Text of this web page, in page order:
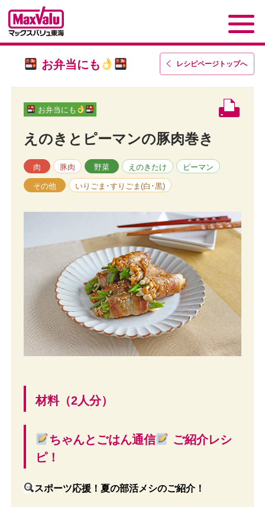
レシピページトップへ
お弁当にも
お弁当にも
えのきとピーマンの豚肉巻き
肉 豚肉 野菜 えのきたけ ピーマン
その他 いりごま･すりごま(白･黒)
材料（2人分）
ちゃんとごはん通信
ご紹介レシ
ピ！
スポーツ応援！夏の部活メシのご紹介！